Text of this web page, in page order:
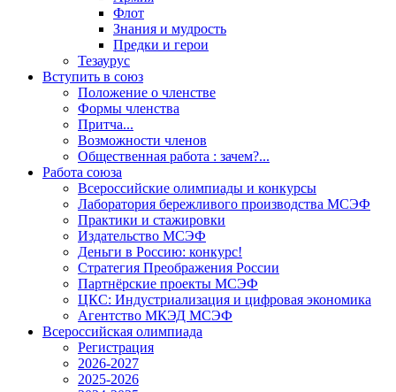
Флот
Знания и мудрость
Предки и герои
Тезаурус
Вступить в союз
Положение о членстве
Формы членства
Притча...
Возможности членов
Общественная работа : зачем?...
Работа союза
Всероссийские олимпиады и конкурсы
Лаборатория бережливого производства МСЭФ
Практики и стажировки
Издательство МСЭФ
Деньги в Россию: конкурс!
Стратегия Преображения России
Партнёрские проекты МСЭФ
ЦКС: Индустриализация и цифровая экономика
Агентство МКЭД МСЭФ
Всероссийская олимпиада
Регистрация
2026-2027
2025-2026